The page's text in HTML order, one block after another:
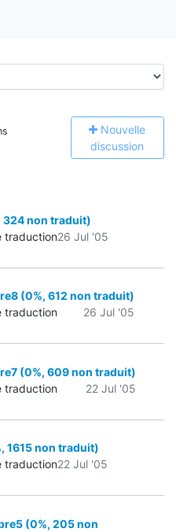
Nouvelle
discussion
324 non traduit)
traduction26 Jul '05
(0%, 612 non traduit)
traduction
26 Jul '05
(0%, 609 non traduit)
traduction
22 Jul '05
1615 non traduit)
traduction22 Jul '05
(0%, 205 non